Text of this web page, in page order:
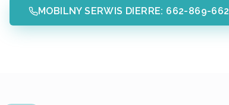
MOBILNY SERWIS DIERRE: 662-869-662